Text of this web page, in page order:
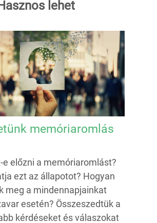
Hasznos lehet
memóriaromlás
e előzni a memóriaromlást?
ezt az állapotot? Hogyan
meg a mindennapjainkat
esetén? Összeszedtük a
kérdéseket és válaszokat